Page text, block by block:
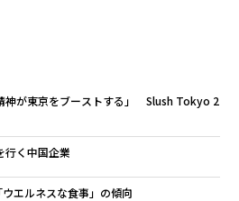
神が東京をブーストする」 Slush Tokyo 2
行く中国企業
エルネスな食事」の傾向